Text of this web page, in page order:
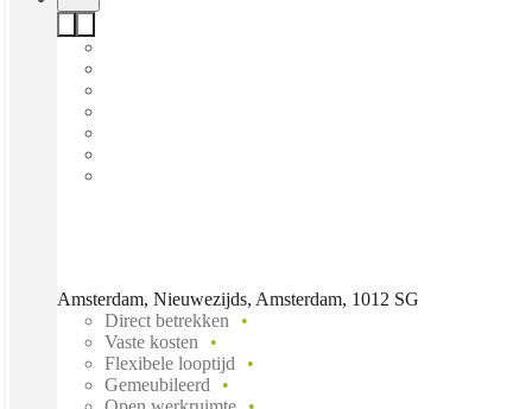
Amsterdam, Nieuwezijds, Amsterdam, 1012 SG
Direct betrekken
Vaste kosten
Flexibele looptijd
Gemeubileerd